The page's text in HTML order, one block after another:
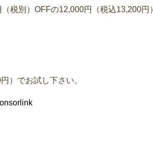
税別）OFFの12,000円（税込13,200円
）でお試し下さい。